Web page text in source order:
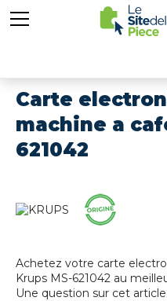
Carte
machine a
621042
Achetez votre carte
Krups MS-621042 au
Une question sur cet